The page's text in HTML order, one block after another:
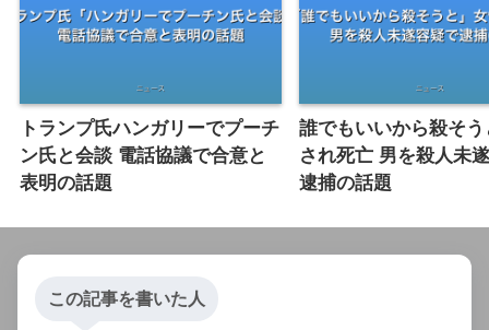
トランプ氏ハンガリーでプーチ
ン氏と会談 電話協議で合意と
表明の話題
誰でもいいから殺そ
され死亡 男を殺人未
逮捕の話題
この記事を書いた人